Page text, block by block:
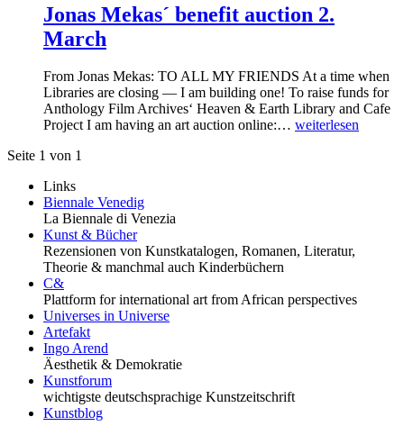
Jonas Mekas´ benefit auction 2.
March
From Jonas Mekas: TO ALL MY FRIENDS At a time when
Libraries are closing — I am building one! To raise funds for
Anthology Film Archives‘ Heaven & Earth Library and Cafe
Project I am having an art auction online:… weiterlesen
Seite 1 von 1
Links
Biennale Venedig
La Biennale di Venezia
Kunst & Bücher
Rezensionen von Kunstkatalogen, Romanen, Literatur,
Theorie & manchmal auch Kinderbüchern
C&
Plattform for international art from African perspectives
Universes in Universe
Artefakt
Ingo Arend
Äesthetik & Demokratie
Kunstforum
wichtigste deutschsprachige Kunstzeitschrift
Kunstblog